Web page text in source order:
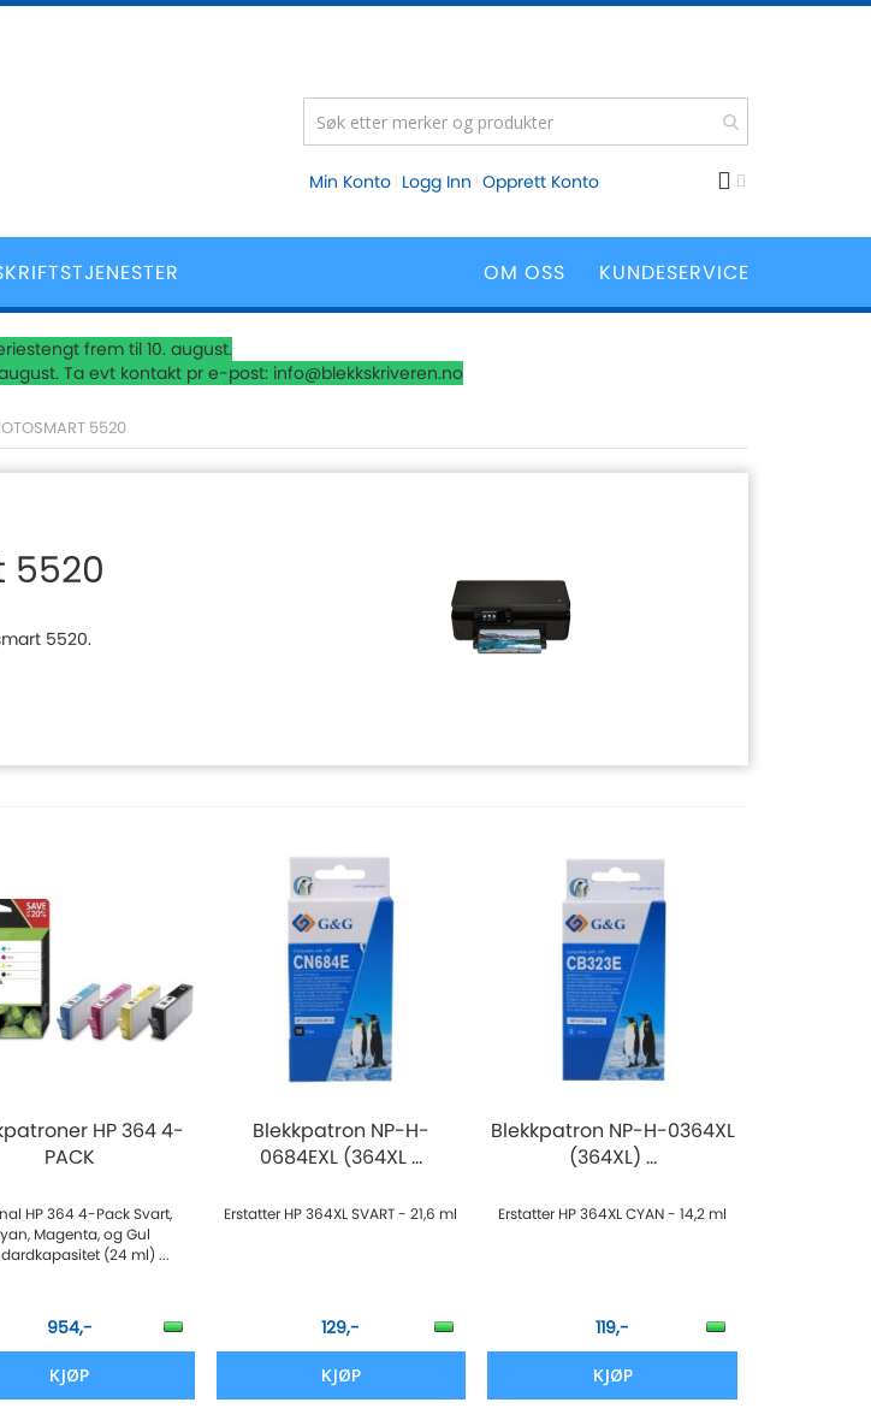
Min Konto Logg Inn Opprett Konto
KUNDESERVICE
OM OSS
frem til 10. august.
Ta evt kontakt pr e-post: info@blekkskriveren.no
5520
5520
5520.
HP 364 4-
PACK
HP 364 4-Pack Svart,
Magenta, og Gul
(24 ml) ...
954,-
KJØP
Blekkpatron NP-H-
0684EXL (364XL ...
Erstatter HP 364XL SVART - 21,6 ml
129,-
KJØP
Blekkpatron NP-H-0364XL
(364XL) ...
Erstatter HP 364XL CYAN - 14,2 ml
119,-
KJØP